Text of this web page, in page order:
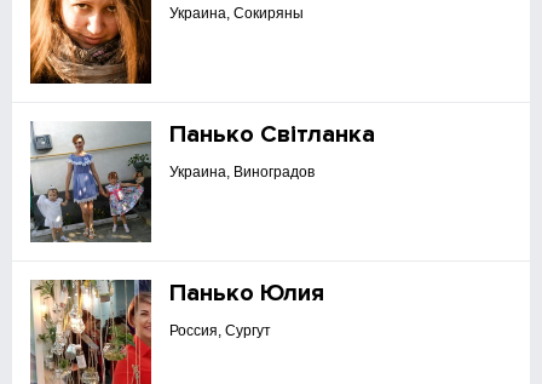
Украина, Сокиряны
Панько Світланка
Украина, Виноградов
Панько Юлия
Россия, Сургут